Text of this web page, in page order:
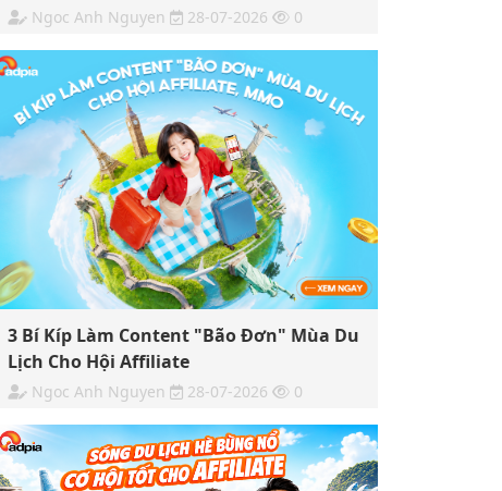
Ngoc Anh Nguyen 28-07-2026 0
3 Bí Kíp Làm Content "Bão Đơn" Mùa Du
Lịch Cho Hội Affiliate
Ngoc Anh Nguyen 28-07-2026 0